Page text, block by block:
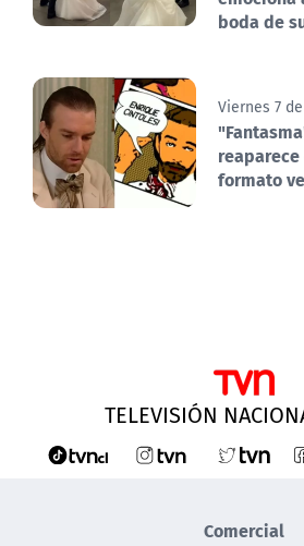
boda de
Viernes 7
reaparece
formato
TELEVISIÓN
Comercial